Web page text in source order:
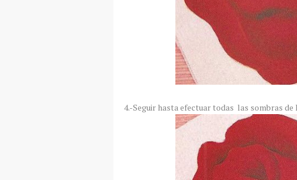
4.-Seguir hasta efectuar todas las sombras de